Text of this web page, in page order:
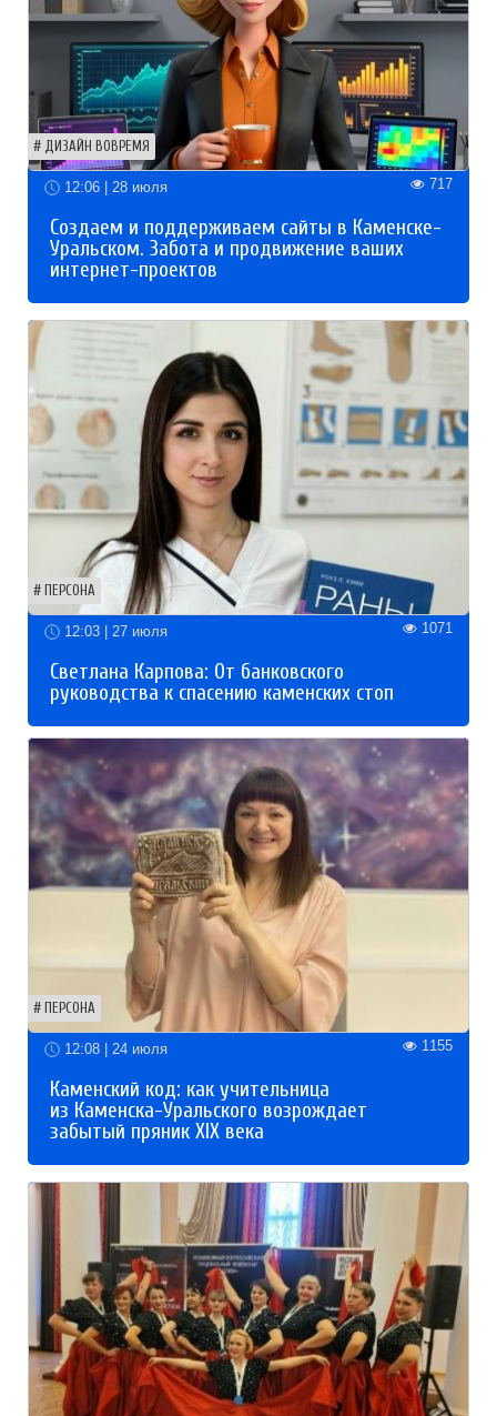
ДИЗАЙН ВОВРЕМЯ
12:06 | 28 июля 717
Создаем и поддерживаем сайты в Каменске-
Уральском. Забота и продвижение ваших
интернет-проектов
ПЕРСОНА
12:03 | 27 июля 1071
Светлана Карпова: От банковского
руководства к спасению каменских стоп
ПЕРСОНА
12:08 | 24 июля 1155
Каменский код: как учительница
из Каменска-Уральского возрождает
забытый пряник XIX века